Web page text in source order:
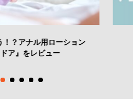
！？アナル用ローション
ア』をレビュー